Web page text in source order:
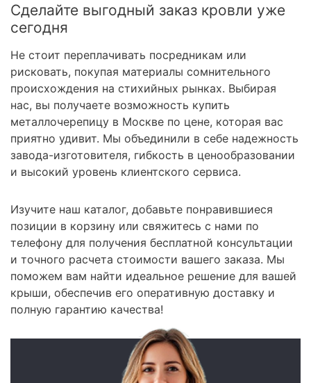
Сделайте выгодный заказ кровли уже
сегодня
Не стоит переплачивать посредникам или
рисковать, покупая материалы сомнительного
происхождения на стихийных рынках. Выбирая
нас, вы получаете возможность купить
металлочерепицу в Москве по цене, которая вас
приятно удивит. Мы объединили в себе надежность
завода-изготовителя, гибкость в ценообразовании
и высокий уровень клиентского сервиса.
Изучите наш каталог, добавьте понравившиеся
позиции в корзину или свяжитесь с нами по
телефону для получения бесплатной консультации
и точного расчета стоимости вашего заказа. Мы
поможем вам найти идеальное решение для вашей
крыши, обеспечив его оперативную доставку и
полную гарантию качества!